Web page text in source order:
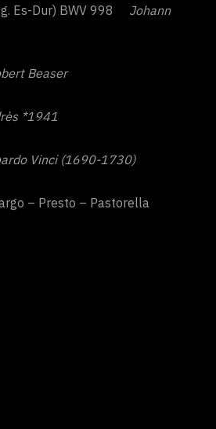
Es-Dur) BWV 998 Johann
Beaser
*1941
Vinci (1690-1730)
– Presto – Pastorella